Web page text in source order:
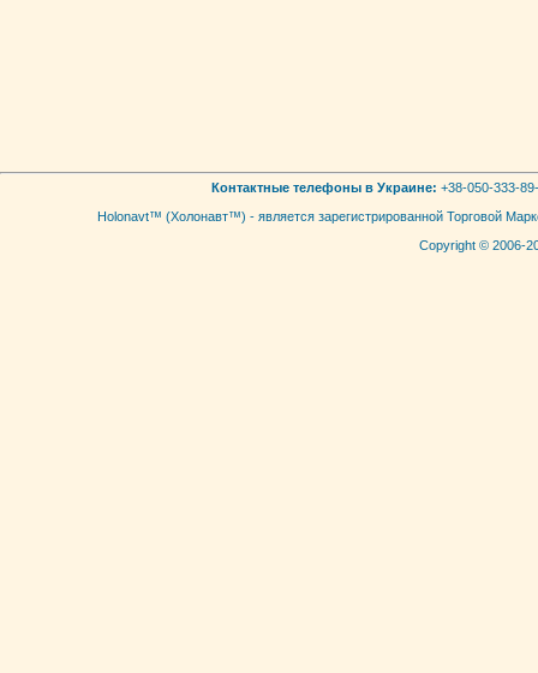
Контактные телефоны в Украине: +38-050-333-
Holonavt™ (Холонавт™) - является зарегистрированной Торговой
Copyright © 2006-